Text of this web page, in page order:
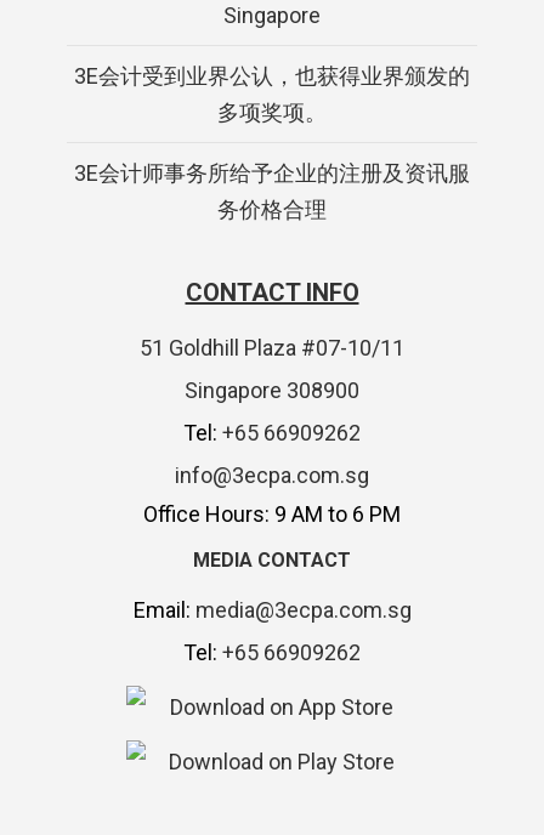
Singapore
3E会计受到业界公认，也获得业界颁发的
多项奖项。
3E会计师事务所给予企业的注册及资讯服
务价格合理
CONTACT INFO
51 Goldhill Plaza #07-10/11
Singapore 308900
Tel: +65 66909262
info@3ecpa.com.sg
Office Hours: 9 AM to 6 PM
MEDIA CONTACT
Email: media@3ecpa.com.sg
Tel: +65 66909262